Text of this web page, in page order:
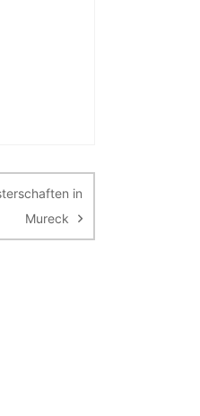
in
Mureck